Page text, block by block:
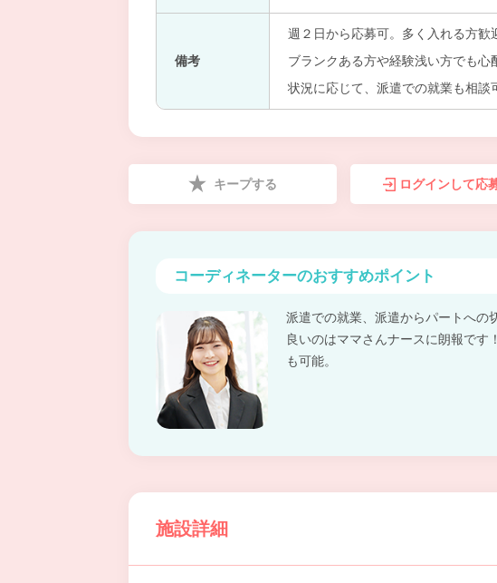
備考
週２日から応募可。多く入れる方歓
ブランクある方や経験浅い方でも心
状況に応じて、派遣での就業も相談
キープする ログインして応
コーディネーターのおすすめポイント
派遣での就業、派遣からパートへ
良いのはママさんナースに朗報で
も可能。
施設詳細